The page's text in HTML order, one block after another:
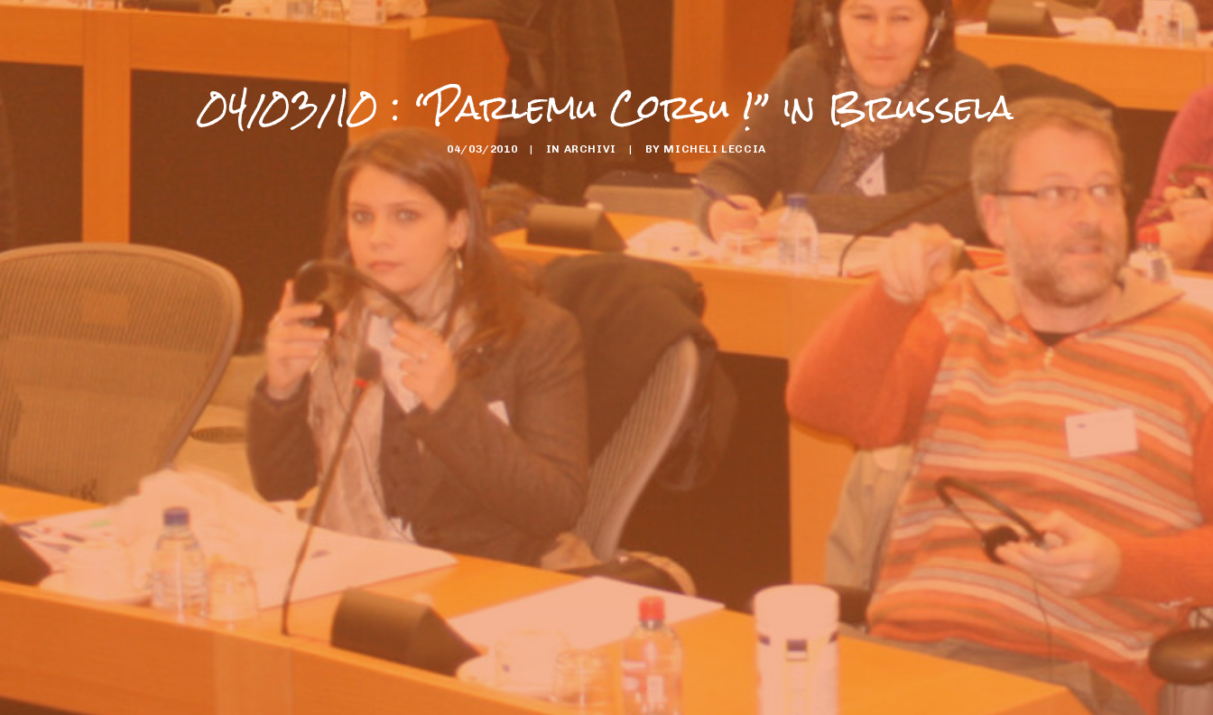
04/03/10 : “Parlemu Corsu !” in Brussela
04/03/2010 | IN ARCHIVI | BY MICHELI LECCIA